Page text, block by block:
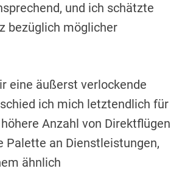
und ich schätzte
bezüglich möglicher
eine äußerst verlockende
ich mich letztendlich für
Anzahl von Direktflügen
Palette an Dienstleistungen,
ähnlich